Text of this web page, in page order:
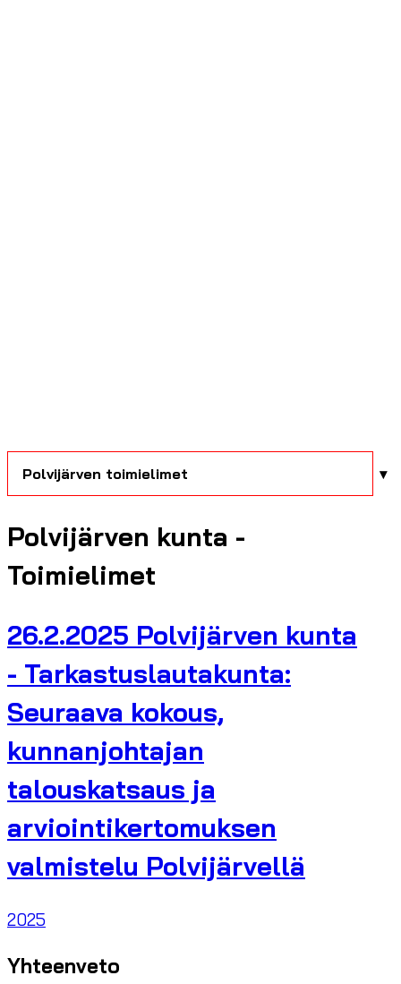
Polvijärven toimielimet
Polvijärven kunta -
Toimielimet
26.2.2025 Polvijärven kunta
- Tarkastuslautakunta:
Seuraava kokous,
kunnanjohtajan
talouskatsaus ja
arviointikertomuksen
valmistelu Polvijärvellä
2025
Yhteenveto